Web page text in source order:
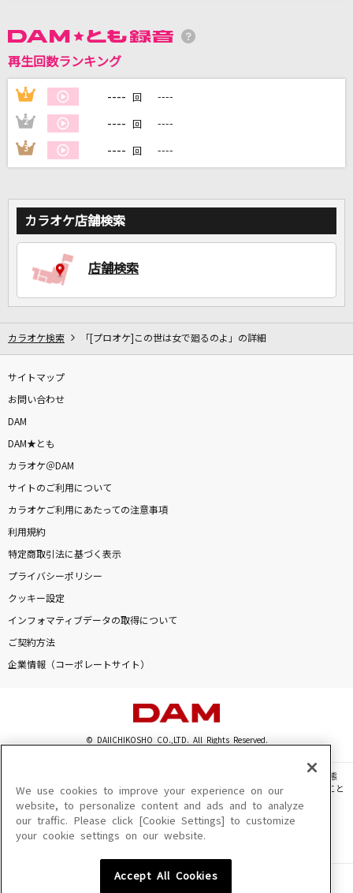
再生回数ランキング
1 ---- 回 ----
2 ---- 回 ----
3 ---- 回 ----
カラオケ店舗検索
店舗検索
カラオケ検索 「[プロオケ]この世は女で廻るのよ」の詳細
サイトマップ
お問い合わせ
DAM
DAM★とも
カラオケ＠DAM
サイトのご利用について
カラオケご利用にあたっての注意事項
利用規約
特定商取引法に基づく表示
プライバシーポリシー
クッキー設定
インフォマティブデータの取得について
ご契約方法
企業情報（コーポレートサイト）
© DAIICHIKOSHO CO.,LTD. All Rights Reserved.
このサイトに掲載されている一切の文章・画像・写真・動画・音声等を、手段や形態
を問わず、著作権法の定める範囲を超えて無断で複製、転載、ファイル化などすること
を禁じます。
楽曲及びコンテンツは、機種によりご利用いただけない場合があります。
楽曲及びコンテンツの配信日、配信内容が変更になる場合があります。
We use cookies to improve your experience on our
website, to personalize content and ads and to analyze
our traffic. Please click [Cookie Settings] to customize
your cookie settings on our website.
Accept All Cookies